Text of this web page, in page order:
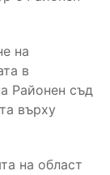
на
в
Районен съд
върху
на област